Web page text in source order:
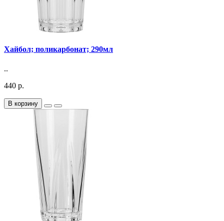
Хайбол; поликарбонат; 290мл
..
440 р.
В корзину